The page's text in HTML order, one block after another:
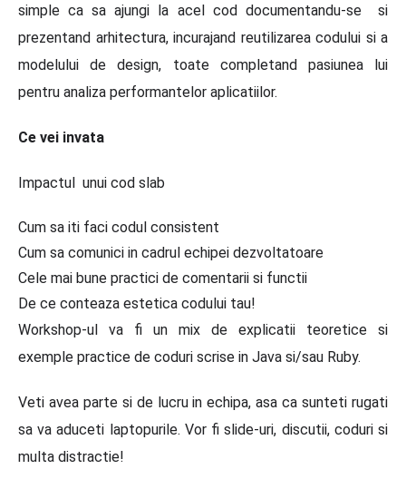
simple ca sa ajungi la acel cod documentandu-se si
prezentand arhitectura, incurajand reutilizarea codului si a
modelului de design, toate completand pasiunea lui
pentru analiza performantelor aplicatiilor.
Ce vei invata
Impactul unui cod slab
Cum sa iti faci codul consistent
Cum sa comunici in cadrul echipei dezvoltatoare
Cele mai bune practici de comentarii si functii
De ce conteaza estetica codului tau!
Workshop-ul va fi un mix de explicatii teoretice si
exemple practice de coduri scrise in Java si/sau Ruby.
Veti avea parte si de lucru in echipa, asa ca sunteti rugati
sa va aduceti laptopurile. Vor fi slide-uri, discutii, coduri si
multa distractie!